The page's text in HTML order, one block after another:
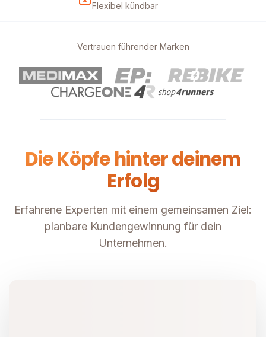
Flexibel kündbar
Vertrauen führender Marken
Die Köpfe hinter deinem
Erfolg
Erfahrene Experten mit einem gemeinsamen Ziel:
planbare Kundengewinnung für dein
Unternehmen.